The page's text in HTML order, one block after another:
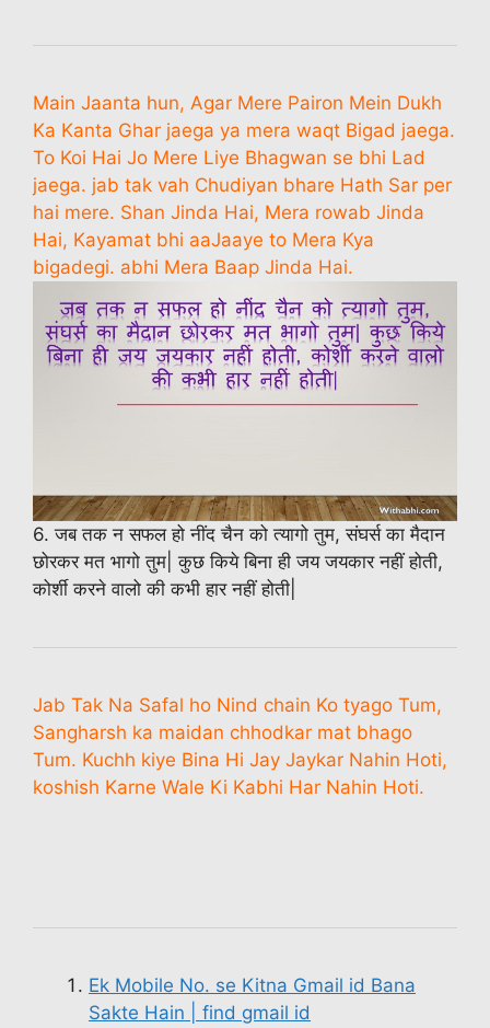
Main Jaanta hun, Agar Mere Pairon Mein Dukh
Ka Kanta Ghar jaega ya mera waqt Bigad jaega.
To Koi Hai Jo Mere Liye Bhagwan se bhi Lad
jaega. jab tak vah Chudiyan bhare Hath Sar per
hai mere. Shan Jinda Hai, Mera rowab Jinda
Hai, Kayamat bhi aaJaaye to Mera Kya
bigadegi. abhi Mera Baap Jinda Hai.
6. जब तक न सफल हो नींद चैन को त्यागो तुम, संघर्स का मैदान
छोरकर मत भागो तुम| कुछ किये बिना ही जय जयकार नहीं होती,
कोर्शी करने वालो की कभी हार नहीं होती|
Jab Tak Na Safal ho Nind chain Ko tyago Tum,
Sangharsh ka maidan chhodkar mat bhago
Tum. Kuchh kiye Bina Hi Jay Jaykar Nahin Hoti,
koshish Karne Wale Ki Kabhi Har Nahin Hoti.
Ek Mobile No. se Kitna Gmail id Bana
Sakte Hain | find gmail id